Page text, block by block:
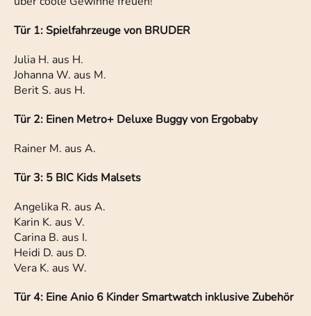
Tür 1: Spielfahrzeuge von BRUDER
Julia H. aus H.
Johanna W. aus M.
Berit S. aus H.
Tür 2: Einen Metro+ Deluxe Buggy von Ergobaby
Rainer M. aus A.
Tür 3: 5 BIC Kids Malsets
Angelika R. aus A.
Karin K. aus V.
Carina B. aus I.
Heidi D. aus D.
Vera K. aus W.
Tür 4: Eine Anio 6 Kinder Smartwatch inklusive Zubehör